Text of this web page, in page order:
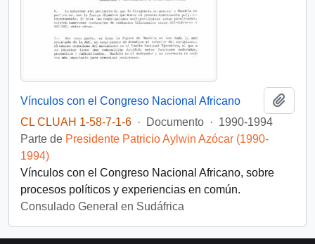
Vínculos con el Congreso Nacional Africano
CL CLUAH 1-58-7-1-6 · Documento · 1990-1994
Parte de Presidente Patricio Aylwin Azócar (1990-
1994)
Vínculos con el Congreso Nacional Africano, sobre
procesos políticos y experiencias en común.
Consulado General en Sudáfrica